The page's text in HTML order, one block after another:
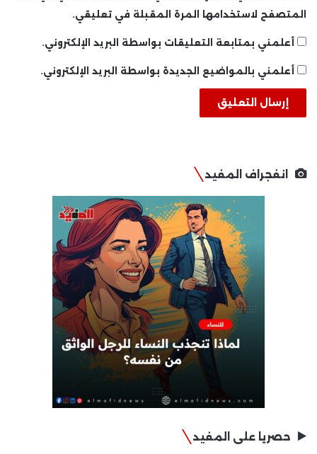
المتصفح لاستخدامها المرة المقبلة في تعليقي.
أعلمني بمتابعة التعليقات بواسطة البريد الإلكتروني.
أعلمني بالمواضيع الجديدة بواسطة البريد الإلكتروني.
انفجراف المفيد
حصريا على المفيد